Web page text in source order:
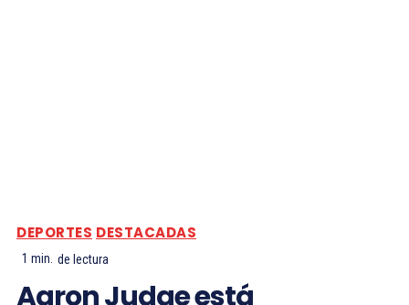
DEPORTES DESTACADAS
1 min. de lectura
Aaron Judge está